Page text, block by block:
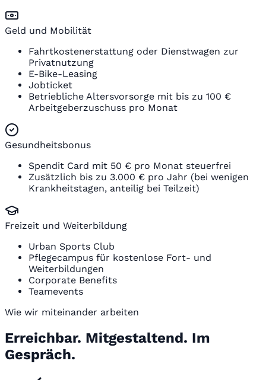
Geld und Mobilität
Fahrtkostenerstattung oder Dienstwagen zur
Privatnutzung
E-Bike-Leasing
Jobticket
Betriebliche Altersvorsorge mit bis zu 100 €
Arbeitgeberzuschuss pro Monat
Gesundheitsbonus
Spendit Card mit 50 € pro Monat steuerfrei
Zusätzlich bis zu 3.000 € pro Jahr (bei wenigen
Krankheitstagen, anteilig bei Teilzeit)
Freizeit und Weiterbildung
Urban Sports Club
Pflegecampus für kostenlose Fort- und
Weiterbildungen
Corporate Benefits
Teamevents
Wie wir miteinander arbeiten
Erreichbar. Mitgestaltend. Im
Gespräch.